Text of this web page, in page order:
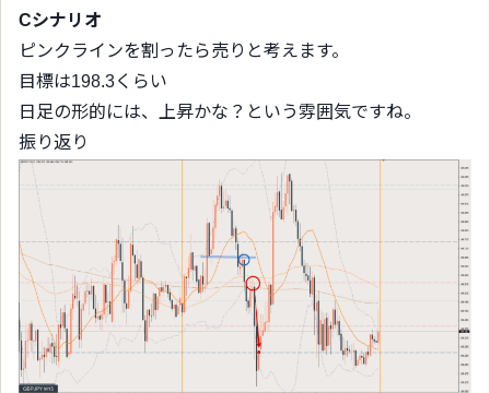
Cシナリオ
ピンクラインを割ったら売りと考えます。
目標は198.3くらい
日足の形的には、上昇かな？という雰囲気ですね。
振り返り